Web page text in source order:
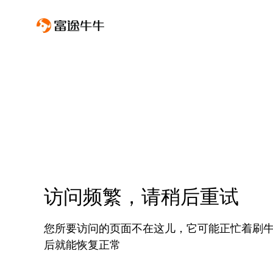
访问频繁，请稍后重试
您所要访问的页面不在这儿，它可能正忙着刷
后就能恢复正常